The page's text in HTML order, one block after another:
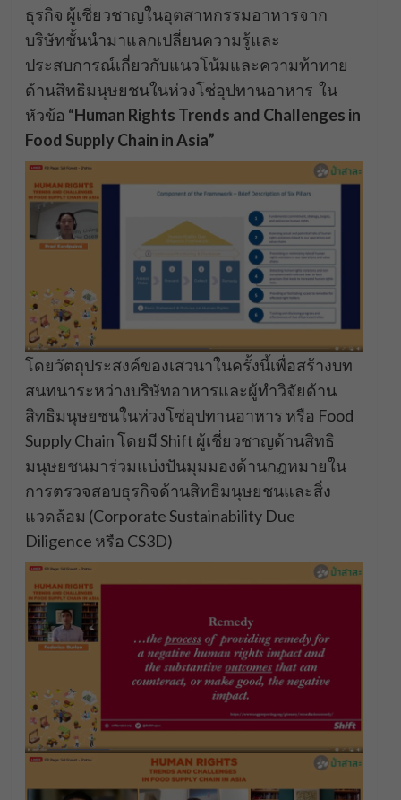
ธุรกิจ ผู้เชี่ยวชาญในอุตสาหกรรมอาหารจาก
บริษัทชั้นนำมาแลกเปลี่ยนความรู้และ
ประสบการณ์เกี่ยวกับแนวโน้มและความท้าทาย
ด้านสิทธิมนุษยชนในห่วงโซ่อุปทานอาหาร ใน
หัวข้อ “Human Rights Trends and Challenges in
Food Supply Chain in Asia”
โดยวัตถุประสงค์ของเสวนาในครั้งนี้เพื่อสร้างบท
สนทนาระหว่างบริษัทอาหารและผู้ทำวิจัยด้าน
สิทธิมนุษยชนในห่วงโซ่อุปทานอาหาร หรือ Food
Supply Chain โดยมี Shift ผู้เชี่ยวชาญด้านสิทธิ
มนุษยชนมาร่วมแบ่งปันมุมมองด้านกฎหมายใน
การตรวจสอบธุรกิจด้านสิทธิมนุษยชนและสิ่ง
แวดล้อม (Corporate Sustainability Due
Diligence หรือ CS3D)